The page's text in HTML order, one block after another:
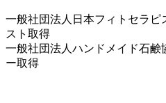
一般社団法人日本フィトセラピ
スト取得
一般社団法人ハンドメイド石鹸
ー取得